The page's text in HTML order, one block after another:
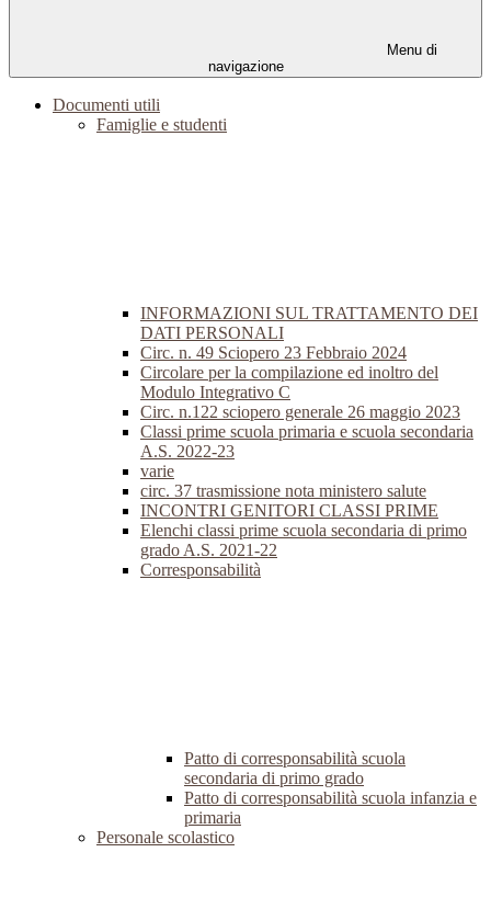
Menu di
navigazione
Documenti utili
Famiglie e studenti
INFORMAZIONI SUL TRATTAMENTO DEI
DATI PERSONALI
Circ. n. 49 Sciopero 23 Febbraio 2024
Circolare per la compilazione ed inoltro del
Modulo Integrativo C
Circ. n.122 sciopero generale 26 maggio 2023
Classi prime scuola primaria e scuola secondaria
A.S. 2022-23
varie
circ. 37 trasmissione nota ministero salute
INCONTRI GENITORI CLASSI PRIME
Elenchi classi prime scuola secondaria di primo
grado A.S. 2021-22
Corresponsabilità
Patto di corresponsabilità scuola
secondaria di primo grado
Patto di corresponsabilità scuola infanzia e
primaria
Personale scolastico